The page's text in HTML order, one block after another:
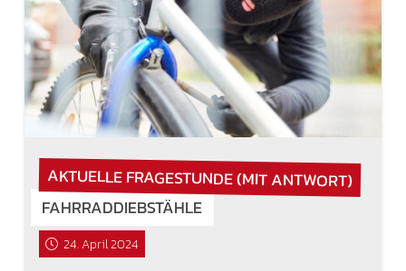
AKTUELLE FRAGESTUNDE (MIT ANTWORT)
FAHRRADDIEBSTÄHLE
24. April 2024